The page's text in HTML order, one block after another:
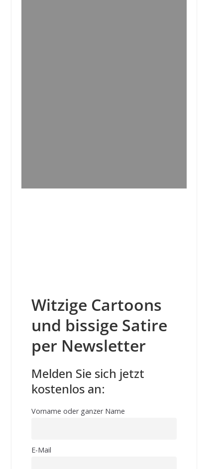
Witzige Cartoons
und bissige Satire
per Newsletter
Melden Sie sich jetzt
kostenlos an:
Vorname oder ganzer Name
E-Mail